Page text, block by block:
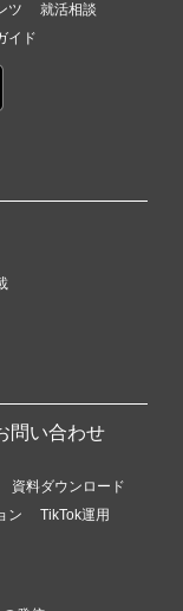
ツ
就活相談
イド
問い合わせ
資料ダウンロード
ン
TikTok運用